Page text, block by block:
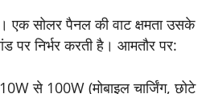
वाट का होता